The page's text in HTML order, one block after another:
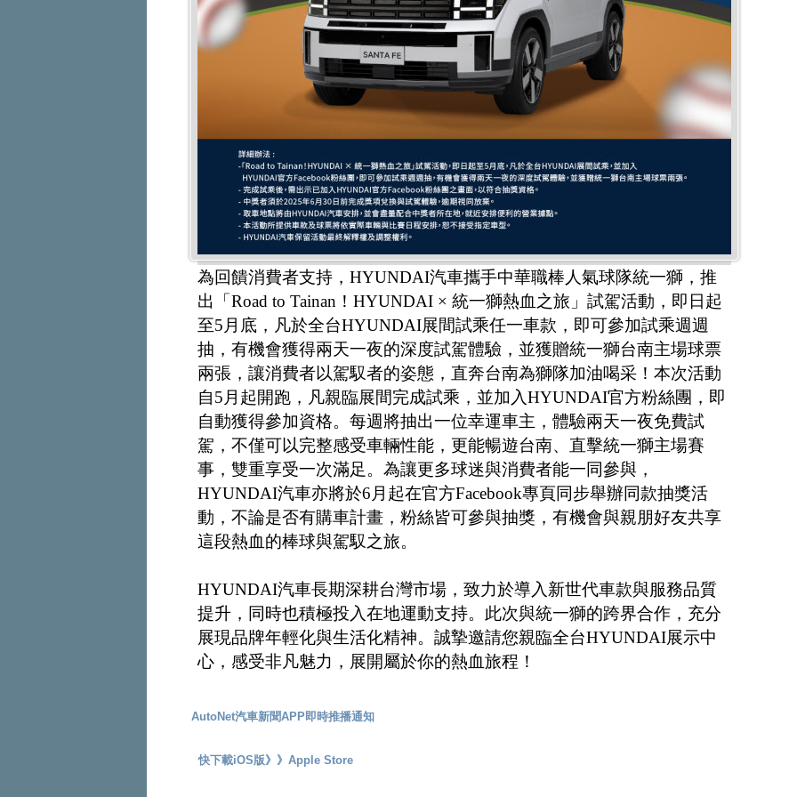
為回饋消費者支持，HYUNDAI汽車攜手中華職棒人氣球隊統一獅，推
出「Road to Tainan！HYUNDAI × 統一獅熱血之旅」試駕活動，即日起
至5月底，凡於全台HYUNDAI展間試乘任一車款，即可參加試乘週週
抽，有機會獲得兩天一夜的深度試駕體驗，並獲贈統一獅台南主場球票
兩張，讓消費者以駕馭者的姿態，直奔台南為獅隊加油喝采！本次活動
自5月起開跑，凡親臨展間完成試乘，並加入HYUNDAI官方粉絲團，即
自動獲得參加資格。每週將抽出一位幸運車主，體驗兩天一夜免費試
駕，不僅可以完整感受車輛性能，更能暢遊台南、直擊統一獅主場賽
事，雙重享受一次滿足。為讓更多球迷與消費者能一同參與，
HYUNDAI汽車亦將於6月起在官方Facebook專頁同步舉辦同款抽獎活
動，不論是否有購車計畫，粉絲皆可參與抽獎，有機會與親朋好友共享
這段熱血的棒球與駕馭之旅。
HYUNDAI汽車長期深耕台灣市場，致力於導入新世代車款與服務品質
提升，同時也積極投入在地運動支持。此次與統一獅的跨界合作，充分
展現品牌年輕化與生活化精神。誠摯邀請您親臨全台HYUNDAI展示中
心，感受非凡魅力，展開屬於你的熱血旅程！
AutoNet汽車新聞APP即時推播通知
快下載iOS版》》 Apple Store